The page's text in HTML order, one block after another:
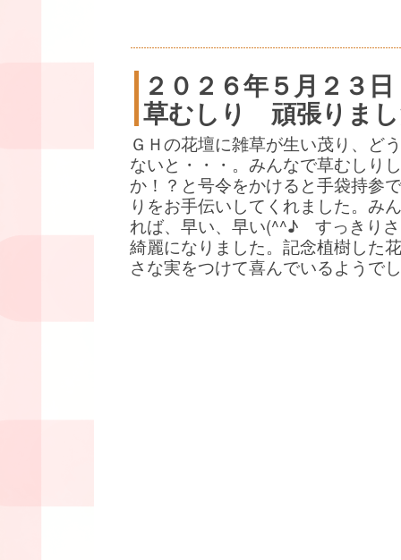
２０２６年５月２３日
草むしり 頑張りま
ＧＨの花壇に雑草が生い茂り、ど
ないと・・・。みんなで草むしり
か！？と号令をかけると手袋持参
りをお手伝いしてくれました。み
れば、早い、早い(^^♪ すっきり
綺麗になりました。記念植樹した
さな実をつけて喜んでいるようで